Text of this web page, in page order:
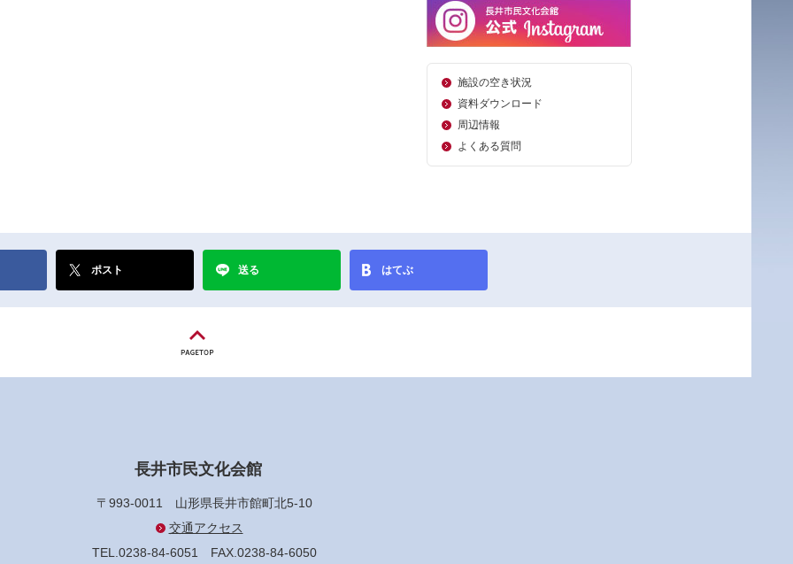
施設の空き状況
資料ダウンロード
周辺情報
よくある質問
ポスト 送る はてぶ
長井市民文化会館
〒993-0011 山形県長井市館町北5-10
交通アクセス
TEL.0238-84-6051 FAX.0238-84-6050